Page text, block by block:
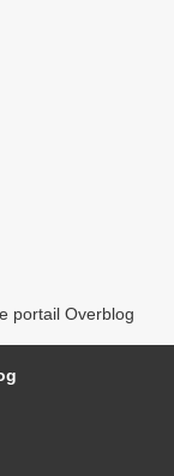
portail Overblog